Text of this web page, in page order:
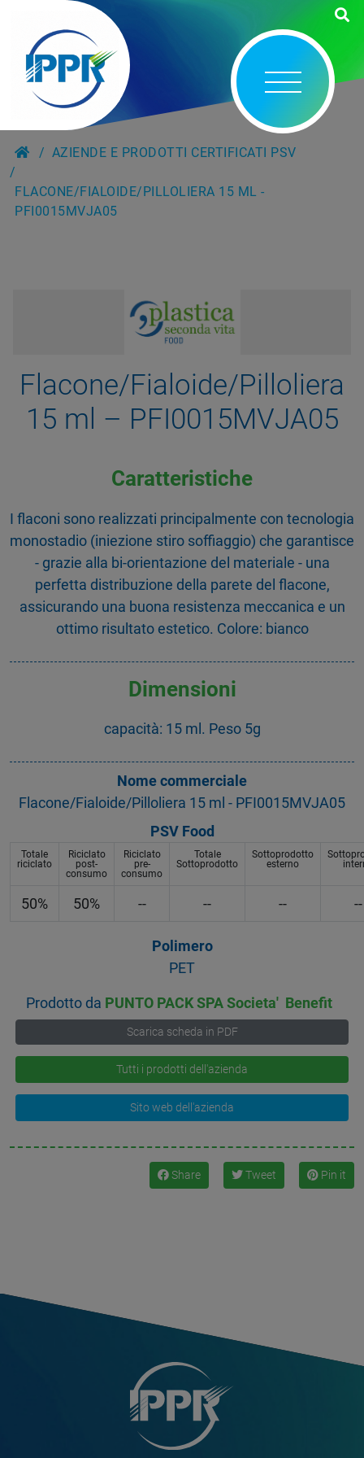
AZIENDE E PRODOTTI CERTIFICATI PSV
FLACONE/FIALOIDE/PILLOLIERA 15 ML -
PFI0015MVJA05
Flacone/Fialoide/Pilloliera
15 ml – PFI0015MVJA05
Caratteristiche
I flaconi sono realizzati principalmente con tecnologia
monostadio (iniezione stiro soffiaggio) che garantisce
- grazie alla bi-orientazione del materiale - una
perfetta distribuzione della parete del flacone,
assicurando una buona resistenza meccanica e un
ottimo risultato estetico. Colore: bianco
Dimensioni
capacità: 15 ml. Peso 5g
Nome commerciale
Flacone/Fialoide/Pilloliera 15 ml - PFI0015MVJA05
PSV Food
Totale
riciclato
Riciclato
post-
consumo
Riciclato
pre-
consumo
Totale
Sottoprodotto
Sottoprodotto
esterno
50% 50% -- -- -- --
Polimero
PET
Prodotto da PUNTO PACK SPA Societa' Benefit
Scarica scheda in PDF
Tutti i prodotti dell'azienda
Sito web dell'azienda
Share Tweet Pin it